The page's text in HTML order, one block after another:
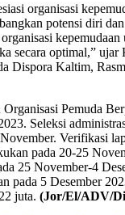
organisasi
potensi diri
kepemudaan
secara optimal,”
Dispora Kaltim,
Pemuda
Seleksi
Verifikasi
pada 20-25
25 November-4
pada 5 Desember
juta. (Jor/El/ADV/